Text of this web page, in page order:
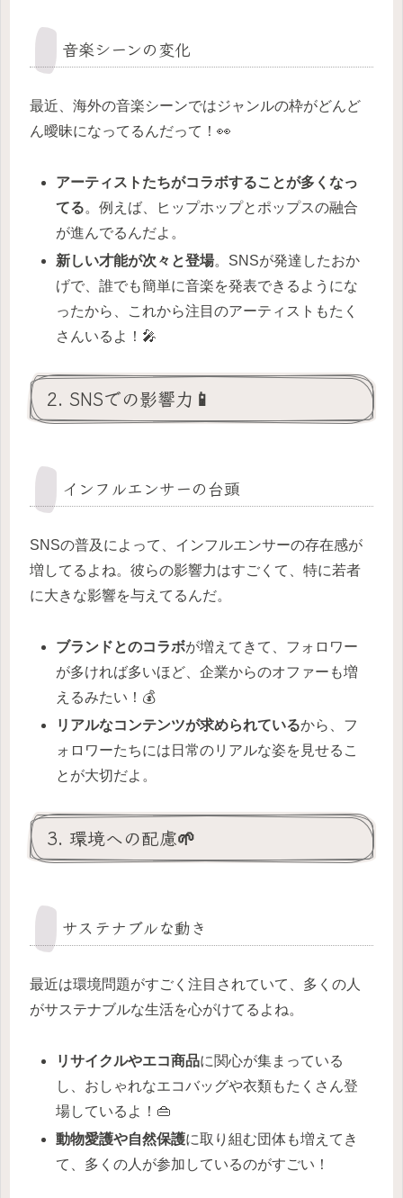
音楽シーンの変化
最近、海外の音楽シーンではジャンルの枠がどんど
ん曖昧になってるんだって！👀
アーティストたちがコラボすることが多くなっ
てる。例えば、ヒップホップとポップスの融合
が進んでるんだよ。
新しい才能が次々と登場。SNSが発達したおか
げで、誰でも簡単に音楽を発表できるようにな
ったから、これから注目のアーティストもたく
さんいるよ！🎤
2. SNSでの影響力📱
インフルエンサーの台頭
SNSの普及によって、インフルエンサーの存在感が
増してるよね。彼らの影響力はすごくて、特に若者
に大きな影響を与えてるんだ。
ブランドとのコラボが増えてきて、フォロワー
が多ければ多いほど、企業からのオファーも増
えるみたい！💰
リアルなコンテンツが求められているから、フ
ォロワーたちには日常のリアルな姿を見せるこ
とが大切だよ。
3. 環境への配慮🌱
サステナブルな動き
最近は環境問題がすごく注目されていて、多くの人
がサステナブルな生活を心がけてるよね。
リサイクルやエコ商品に関心が集まっている
し、おしゃれなエコバッグや衣類もたくさん登
場しているよ！👜
動物愛護や自然保護に取り組む団体も増えてき
て、多くの人が参加しているのがすごい！